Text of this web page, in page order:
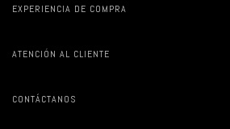
EXPERIENCIA DE COMPRA
ATENCIÓN AL CLIENTE
CONTÁCTANOS